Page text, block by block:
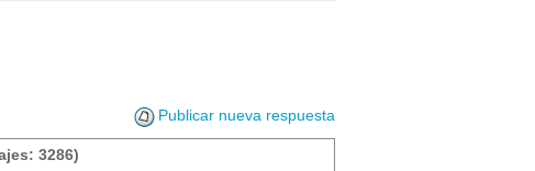
Publicar nueva respuesta
3286)